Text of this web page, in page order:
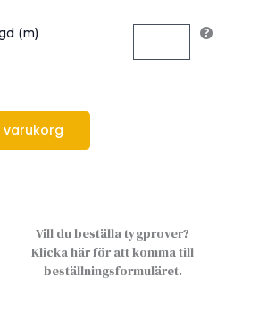
(m)
varukorg
Vill du beställa tygprover?
Klicka här för att komma till
beställningsformuläret.